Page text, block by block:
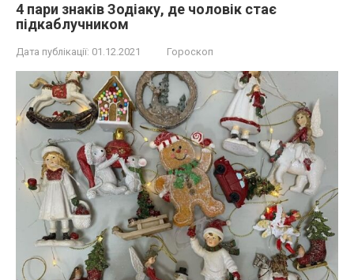
4 пари знаків Зодіаку, де чоловік стає
підкаблучником
Дата публікації: 01.12.2021 Гороскоп